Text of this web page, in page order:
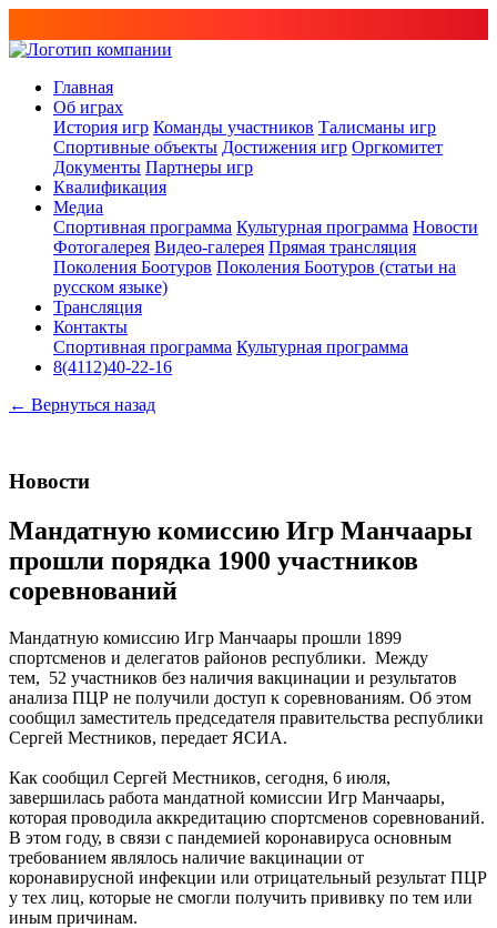
Главная
Об играх
История игр Команды участников Талисманы игр
Спортивные объекты Достижения игр Оргкомитет
Документы Партнеры игр
Квалификация
Медиа
Спортивная программа Культурная программа Новости
Фотогалерея Видео-галерея Прямая трансляция
Поколения Боотуров Поколения Боотуров (статьи на
русском языке)
Трансляция
Контакты
Спортивная программа Культурная программа
8(4112)40-22-16
← Вернуться назад
Новости
Мандатную комиссию Игр Манчаары
прошли порядка 1900 участников
соревнований
Мандатную комиссию Игр Манчаары прошли 1899
спортсменов и делегатов районов республики. Между
тем, 52 участников без наличия вакцинации и результатов
анализа ПЦР не получили доступ к соревнованиям. Об этом
сообщил заместитель председателя правительства республики
Сергей Местников, передает ЯСИА.
Как сообщил Сергей Местников, сегодня, 6 июля,
завершилась работа мандатной комиссии Игр Манчаары,
которая проводила аккредитацию спортсменов соревнований.
В этом году, в связи с пандемией коронавируса основным
требованием являлось наличие вакцинации от
коронавирусной инфекции или отрицательный результат ПЦР
у тех лиц, которые не смогли получить прививку по тем или
иным причинам.